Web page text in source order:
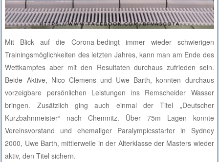
Mit Blick auf die Corona-bedingt immer wieder schwierigen
Trainingsmöglichkeiten des letzten Jahres, kann man am Ende des
Wettkampfes aber mit den Resultaten durchaus zufrieden sein.
Beide Aktive, Nico Clemens und Uwe Barth, konnten durchaus
vorzeigbare persönlichen Leistungen ins Remscheider Wasser
bringen. Zusätzlich ging auch einmal der Titel „Deutscher
Kurzbahnmeister“ nach Chemnitz. Über 75m Lagen konnte
Vereinsvorstand und ehemaliger Paralympicsstarter in Sydney
2000, Uwe Barth, mittlerweile in der Alterklasse der Masters wieder
aktiv, den Titel sichern.